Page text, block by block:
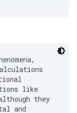
like
they
and